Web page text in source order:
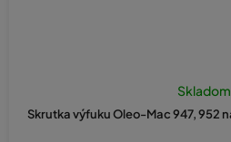
Skrutka výfuku Oleo-Mac 947, 952
Skladom